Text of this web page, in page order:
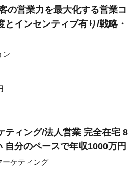
の営業力を最大化する営業コ
とインセンティブ有り/戦略・
ン
ティング/法人営業 完全在宅 8
自分のペースで年収1000万円
ーケティング